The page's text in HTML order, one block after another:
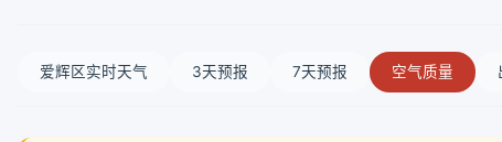
爱辉区实时天气 3天预报 7天预报 空气质量